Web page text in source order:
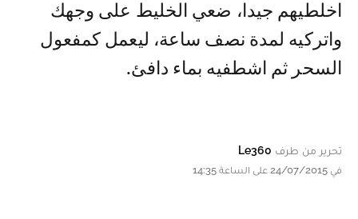
اخلطيهم جيدا، ضعي الخليط على وجهك
واتركيه لمدة نصف ساعة، ليعمل كمفعول
السحر ثم اشطفيه بماء دافئ.
تحرير من طرف Le360
في 24/07/2015 على الساعة 14:35